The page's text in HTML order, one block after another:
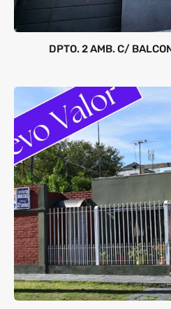
DPTO. 2 AMB. C/